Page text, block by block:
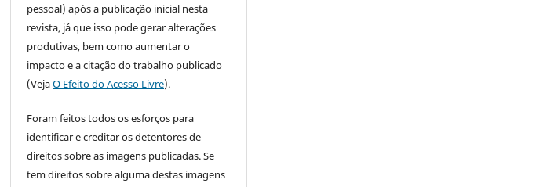
pessoal) após a publicação inicial nesta
revista, já que isso pode gerar alterações
produtivas, bem como aumentar o
impacto e a citação do trabalho publicado
(VejaO Efeito do Acesso Livre).
Foram feitos todos os esforços para
identificar e creditar os detentores de
direitos sobre as imagens publicadas. Se
tem direitos sobre alguma destas imagens